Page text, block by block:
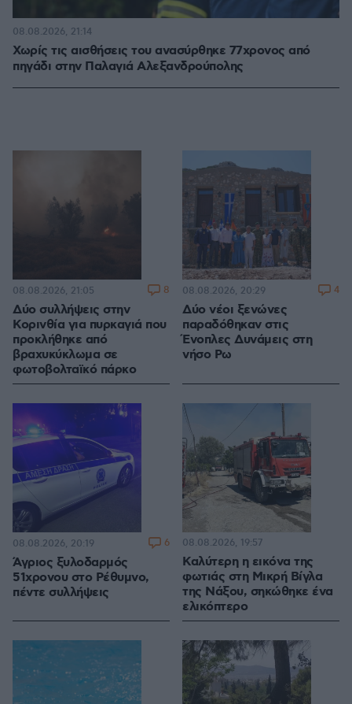
Χωρίς τις αισθήσεις του ανασύρθηκε 77χρονος από
πηγάδι στην Παλαγιά Αλεξανδρούπολης
08.08.2026, 21:14
Δύο συλλήψεις στην
Κορινθία για πυρκαγιά που
προκλήθηκε από
βραχυκύκλωμα σε
φωτοβολταϊκό πάρκο
08.08.2026, 21:05 8
Δύο νέοι ξενώνες
παραδόθηκαν στις
Ένοπλες Δυνάμεις στη
νήσο Ρω
08.08.2026, 20:29 4
Άγριος ξυλοδαρμός
51χρονου στο Ρέθυμνο,
πέντε συλλήψεις
08.08.2026, 20:19 6
Καλύτερη η εικόνα της
φωτιάς στη Μικρή Βίγλα
της Νάξου, σηκώθηκε ένα
ελικόπτερο
08.08.2026, 19:57